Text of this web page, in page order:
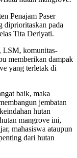
Penajam Paser
diprioritaskan pada
Tita Deriyati.
LSM, komunitas-
memberikan dampak
yang terletak di
baik, maka
jembatan
hutan
mangrove ini,
mahasiswa ataupun
dari hutan